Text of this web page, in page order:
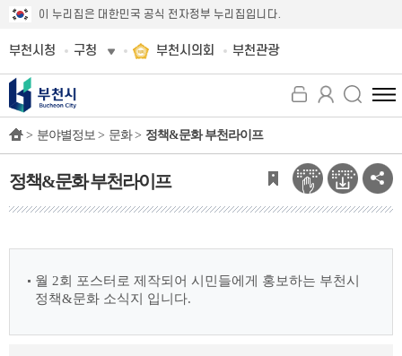
이 누리집은 대한민국 공식 전자정부 누리집입니다.
부천시청 구청 부천시의회 부천관광
전
체
뉴
보
기
> 분야별정보 > 문화 > 정책&문화 부천라이프
정책&문화 부천라이프
월 2회 포스터로 제작되어 시민들에게 홍보하는 부천시
정책&문화 소식지 입니다.